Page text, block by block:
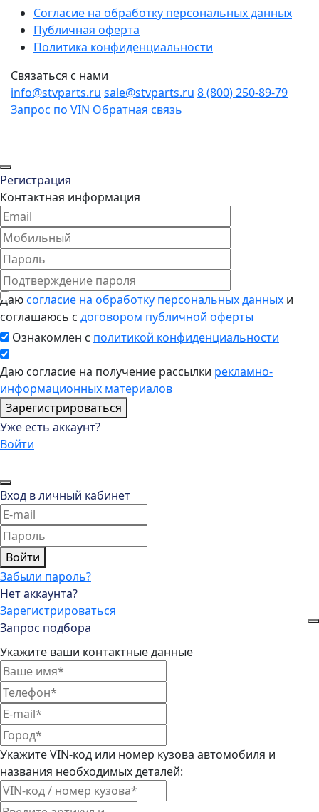
Согласие на обработку персональных данных
Публичная оферта
Политика конфиденциальности
Связаться с нами
info@stvparts.ru sale@stvparts.ru 8 (800) 250-89-79
Запрос по VIN Обратная связь
Регистрация
Контактная информация
Даюсогласие на обработку персональных данных и
соглашаюсь с договором публичной оферты
Ознакомлен с политикой конфиденциальности
Даю согласие на получение рассылки рекламно-
информационных материалов
Зарегистрироваться
Уже есть аккаунт?
Войти
Вход в личный кабинет
Войти
Забыли пароль?
Нет аккаунта?
Зарегистрироваться
Запрос подбора
Укажите ваши контактные данные
Укажите VIN-код или номер кузова автомобиля и
названия необходимых деталей: